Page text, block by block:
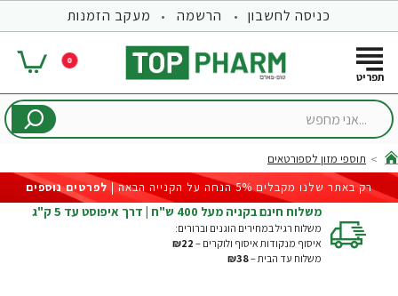
כניסה לחשבון הרשמה מעקב הזמנות
0
...אני
home
תוספי מזון לספורטאים
רק באתר שלנו מקבלים 5% הנחה על הקנייה הבאה |
לפרטים נוספים
משלוח חינם בקניה מעל 400 ש"ח | דרך איפוסט עד 5 ק"ג
משלוח רגיל במחירים הוגנים וברורים:
איסוף מנקודות איסוף ולוקרים – ₪22
משלוח עד הבית –₪38